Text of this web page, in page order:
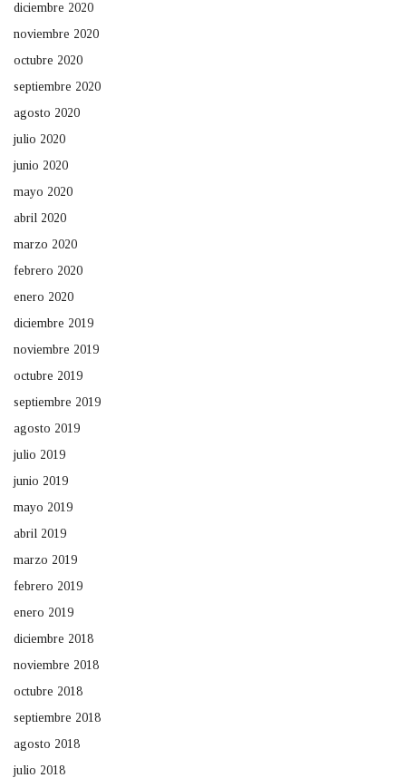
diciembre 2020
noviembre 2020
octubre 2020
septiembre 2020
agosto 2020
julio 2020
junio 2020
mayo 2020
abril 2020
marzo 2020
febrero 2020
enero 2020
diciembre 2019
noviembre 2019
octubre 2019
septiembre 2019
agosto 2019
julio 2019
junio 2019
mayo 2019
abril 2019
marzo 2019
febrero 2019
enero 2019
diciembre 2018
noviembre 2018
octubre 2018
septiembre 2018
agosto 2018
julio 2018